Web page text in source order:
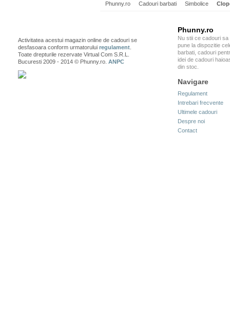
Phunny.ro Cadouri barbati Simbolice
Activitatea acestui magazin online de cadouri se
desfasoara conform urmatorului regulament
Toate drepturile rezervate Virtual Com S.R.L.
Bucuresti 2009 - 2014 © Phunny.ro. ANPC
Phunny.ro
Nu stii ce cadouri sa
pune la dispozitie
barbati, cadouri
idei de cadouri
din stoc.
Navigare
Regulament
Intrebari frecvente
Ultimele cadouri
Despre noi
Contact